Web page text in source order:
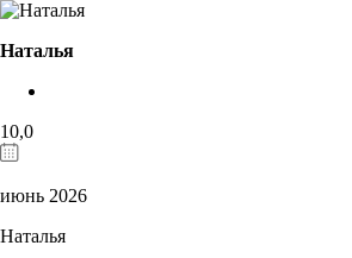
Наталья
10,0
июнь 2026
Наталья